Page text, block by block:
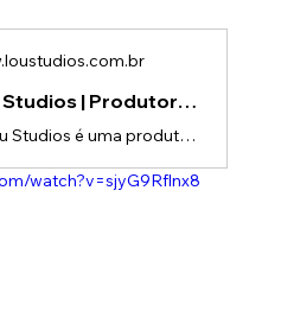
Lou Studios | Produtora de vídeos
A Lou Studios é uma produtora de vídeos, especializada em motion design, animação 2D e 3D. Temos o vídeo certo para suas redes sociais!
watch?v=sjyG9Rflnx8